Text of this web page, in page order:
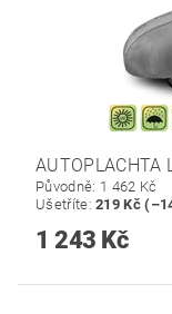
AUTOPLACHTA
Původně: 1 462 Kč
Ušetříte:219 Kč
1 243 Kč